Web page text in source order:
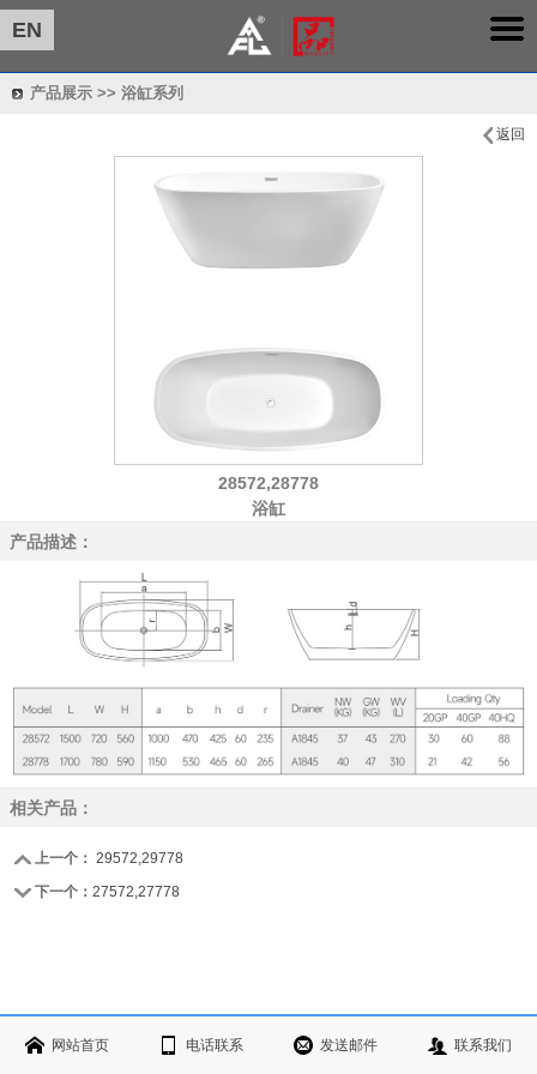
EN
产品展示 >> 浴缸系列
返回
28572,28778
浴缸
产品描述：
相关产品：
上一个： 29572,29778
下一个： 27572,27778
网站首页 电话联系 发送邮件 联系我们